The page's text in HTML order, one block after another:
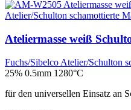
Ateliermasse weiß
Fuchs/Sibelco Atelier/Schulton
25% 0.5mm 1280°C
für den universellen Einsatz an